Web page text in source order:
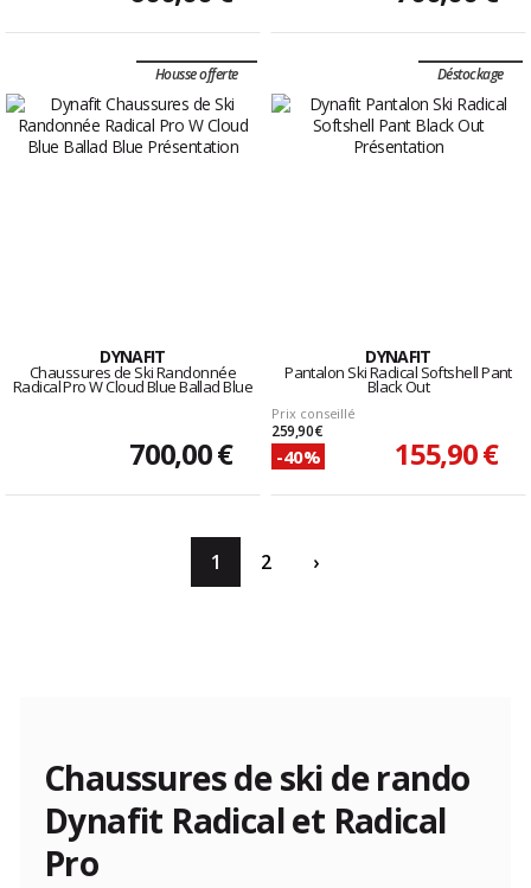
Housse offerte
DYNAFIT
Chaussures de Ski Randonnée
Radical Pro W Cloud Blue Ballad Blue
700,00 €
Déstockage
DYNAFIT
Pantalon Ski Radical Softshell Pant
Black Out
Prix conseillé
259,90 €
-40% 155,90 €
1 2 ›
Chaussures de ski de rando
Dynafit Radical et Radical
Pro